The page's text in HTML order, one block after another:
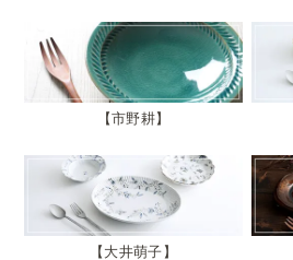
市野耕
大井萌子